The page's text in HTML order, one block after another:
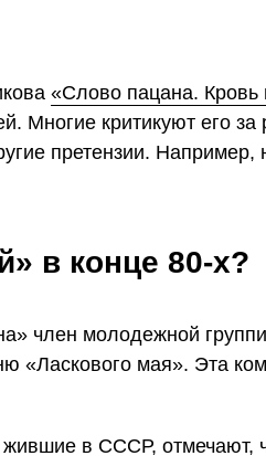
«Слово пацана. Кровь
Многие критикуют его
претензии. Например,
в конце 80-х?
член молодежной
«Ласкового мая». Эта
жившие в СССР, отмечают,